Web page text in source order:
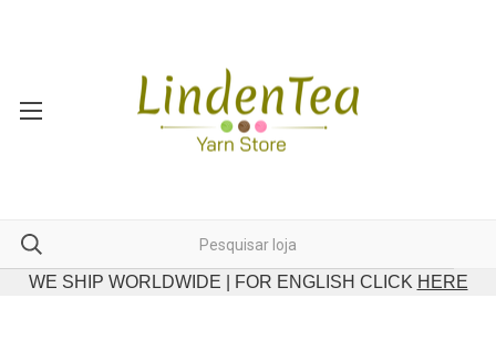
WE SHIP WORLDWIDE | FOR ENGLISH CLICK HERE